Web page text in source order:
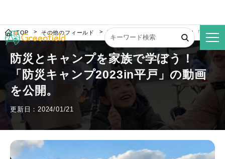
TOP その他のフィールド 防災とキャンプを家族で学ぼう！「防災キ
防災とキャンプを家族で学ぼう！
「防災キャンプ2023in平戸」の動画
を公開。
更新日：2024/01/21